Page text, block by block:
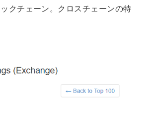
クチェーン。クロスチェーンの特